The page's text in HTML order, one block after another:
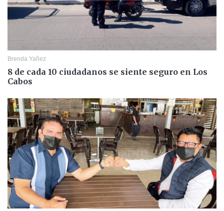
Brenda Yañez
8 de cada 10 ciudadanos se siente seguro en Los
Cabos